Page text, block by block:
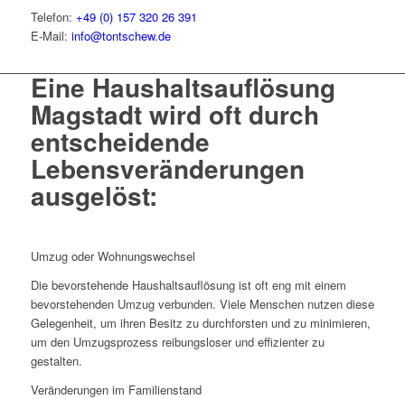
Telefon: +49 (0) 157 320 26 391
E-Mail: info@tontschew.de
Eine Haushaltsauflösung
Magstadt wird oft durch
entscheidende
Lebensveränderungen
ausgelöst:
Umzug oder Wohnungswechsel
Die bevorstehende Haushaltsauflösung ist oft eng mit einem
bevorstehenden Umzug verbunden. Viele Menschen nutzen diese
Gelegenheit, um ihren Besitz zu durchforsten und zu minimieren,
um den Umzugsprozess reibungsloser und effizienter zu
gestalten.
Veränderungen im Familienstand